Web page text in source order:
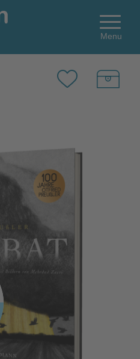
Menu